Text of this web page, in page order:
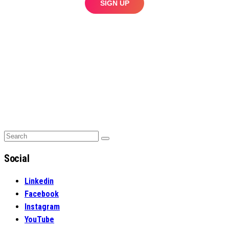
Search
Search
Social
Linkedin
Facebook
Instagram
YouTube